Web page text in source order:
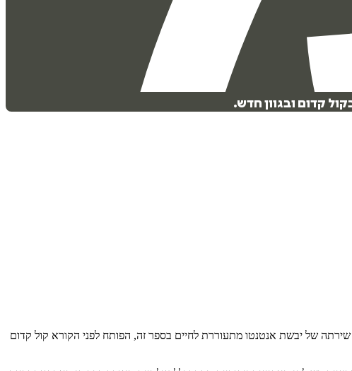
קדום ובגוון חדש.
של יבשת אנטנטו מתעוררת לחיים בספר זה, הפותח לפני הקורא קול קדום